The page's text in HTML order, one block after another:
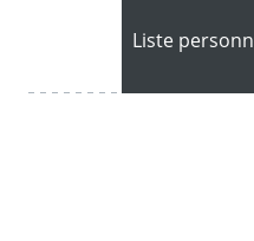
Liste